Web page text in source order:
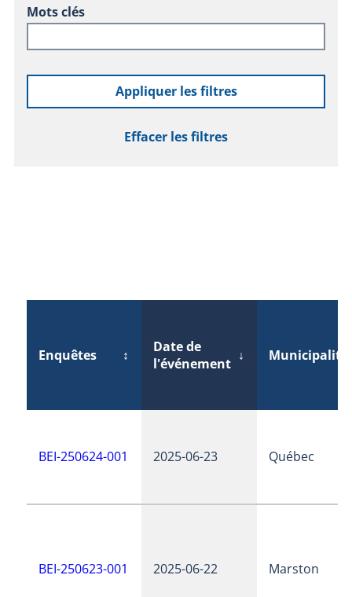
Mots clés
Appliquer les filtres
Effacer les filtres
Enquêtes ↕
Date de
l'événement ↓ Municipalité
BEI-250624-001 2025-06-23 Québec
BEI-250623-001 2025-06-22 Marston